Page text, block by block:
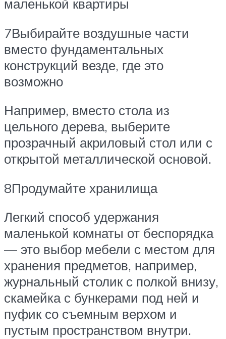
маленькой квартиры
7Выбирайте воздушные части
вместо фундаментальных
конструкций везде, где это
возможно
Например, вместо стола из
цельного дерева, выберите
прозрачный акриловый стол или с
открытой металлической основой.
8Продумайте хранилища
Легкий способ удержания
маленькой комнаты от беспорядка
— это выбор мебели с местом для
хранения предметов, например,
журнальный столик с полкой внизу,
скамейка с бункерами под ней и
пуфик со съемным верхом и
пустым пространством внутри.